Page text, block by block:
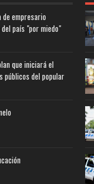
de empresario
país "por miedo"
que iniciará el
públicos del popular